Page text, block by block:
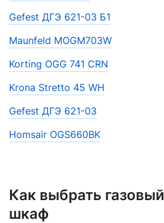
Gefest ДГЭ 621-03 Б1
Maunfeld MOGM703W
Korting OGG 741 CRN
Krona Stretto 45 WH
Gefest ДГЭ 621-03
Homsair OGS660BK
Как выбрать
шкаф